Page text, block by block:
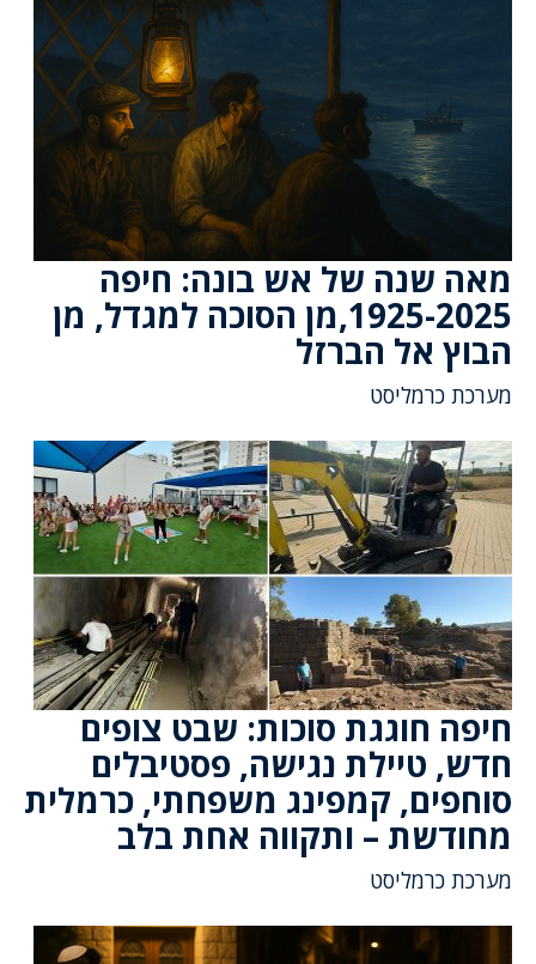
מאה שנה של אש בונה: חיפה
1925-2025,מן הסוכה למגדל, מן
הבוץ אל הברזל
מערכת כרמליסט
חיפה חוגגת סוכות: שבט צופים
חדש, טיילת נגישה, פסטיבלים
סוחפים, קמפינג משפחתי, כרמלית
מחודשת – ותקווה אחת בלב
מערכת כרמליסט